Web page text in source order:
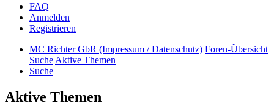
FAQ
Anmelden
Registrieren
MC Richter GbR (Impressum / Datenschutz) Foren-Übersicht
SucheAktive Themen
Suche
Aktive Themen